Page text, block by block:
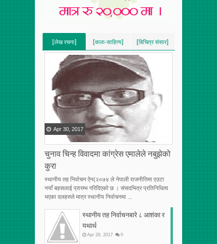
[लेख रचना]
[VERTICAL]
[RECENT][5]
[कला-साहित्य]
[VERTICAL]
[बिचित्र संसार]
[VERTICAL]
[RECENT][5]
चुनाव चिन्ह विवादमा कांग्रेस एमालेले नबुझेको
कुरा
Apr 30 2017
स्थानीय तह निर्वाचन ऐन(२०७४ ले नेपाली राजनीतिमा एउटा
नयाँ बहसलाई प्रारम्भ गरिदिएको छ । संसदभित्र प्रतिनिधित्व
भएका दलहरुले मात्र स्थानीय निर्वाचनमा ...
स्थानीय तह निर्वाचनबारे ८ आशंका र
यथार्थ
Apr 28, 2017 0